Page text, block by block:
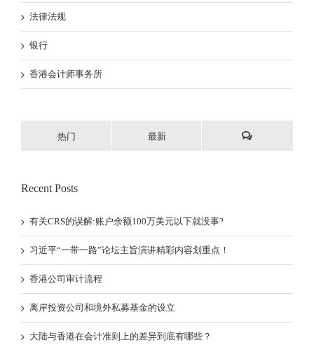
法律法规
银行
香港会计师事务所
热门 最新
Recent Posts
有关CRS的误解:账户余额100万美元以下就没事?
习近平“一带一路”论坛主旨演讲精彩内容划重点！
香港公司审计流程
离岸投资公司和境外私募基金的设立
大陆与香港在会计准则上的差异到底有哪些？